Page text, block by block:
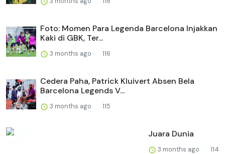
Foto: Momen Para Legenda Barcelona Injakkan
Kaki di GBK, Ter...
3 months ago 116
Cedera Paha, Patrick Kluivert Absen Bela
Barcelona Legends V...
3 months ago 115
Juara Dunia
3 months ago 114